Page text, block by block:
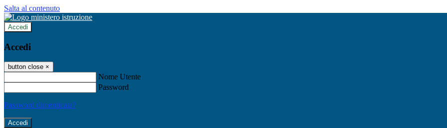
Salta al contenuto
Accedi
Accedi
button close ×
Nome Utente
Password
Password dimenticata?